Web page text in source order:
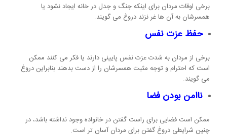
برخی اوقات مردان برای اینکه جنگ و جدل در خانه ایجاد نشود یا
همسرشان به آن ها غر نزند دروغ می گویند.
حفظ عزت نفس
برخی از مردان به شدت عزت نفس پایینی دارند یا فکر می کنند ممکن
است که احترام و توجه مثبت همسرشان را از دست بدهند بنابراین دروغ
می گویند.
ناامن بودن فضا
ممکن است فضایی برای راست گفتن در خانواده وجود نداشته باشد، در
چنین شرایطی دروغ گفتن برای مردان آسان تر است.